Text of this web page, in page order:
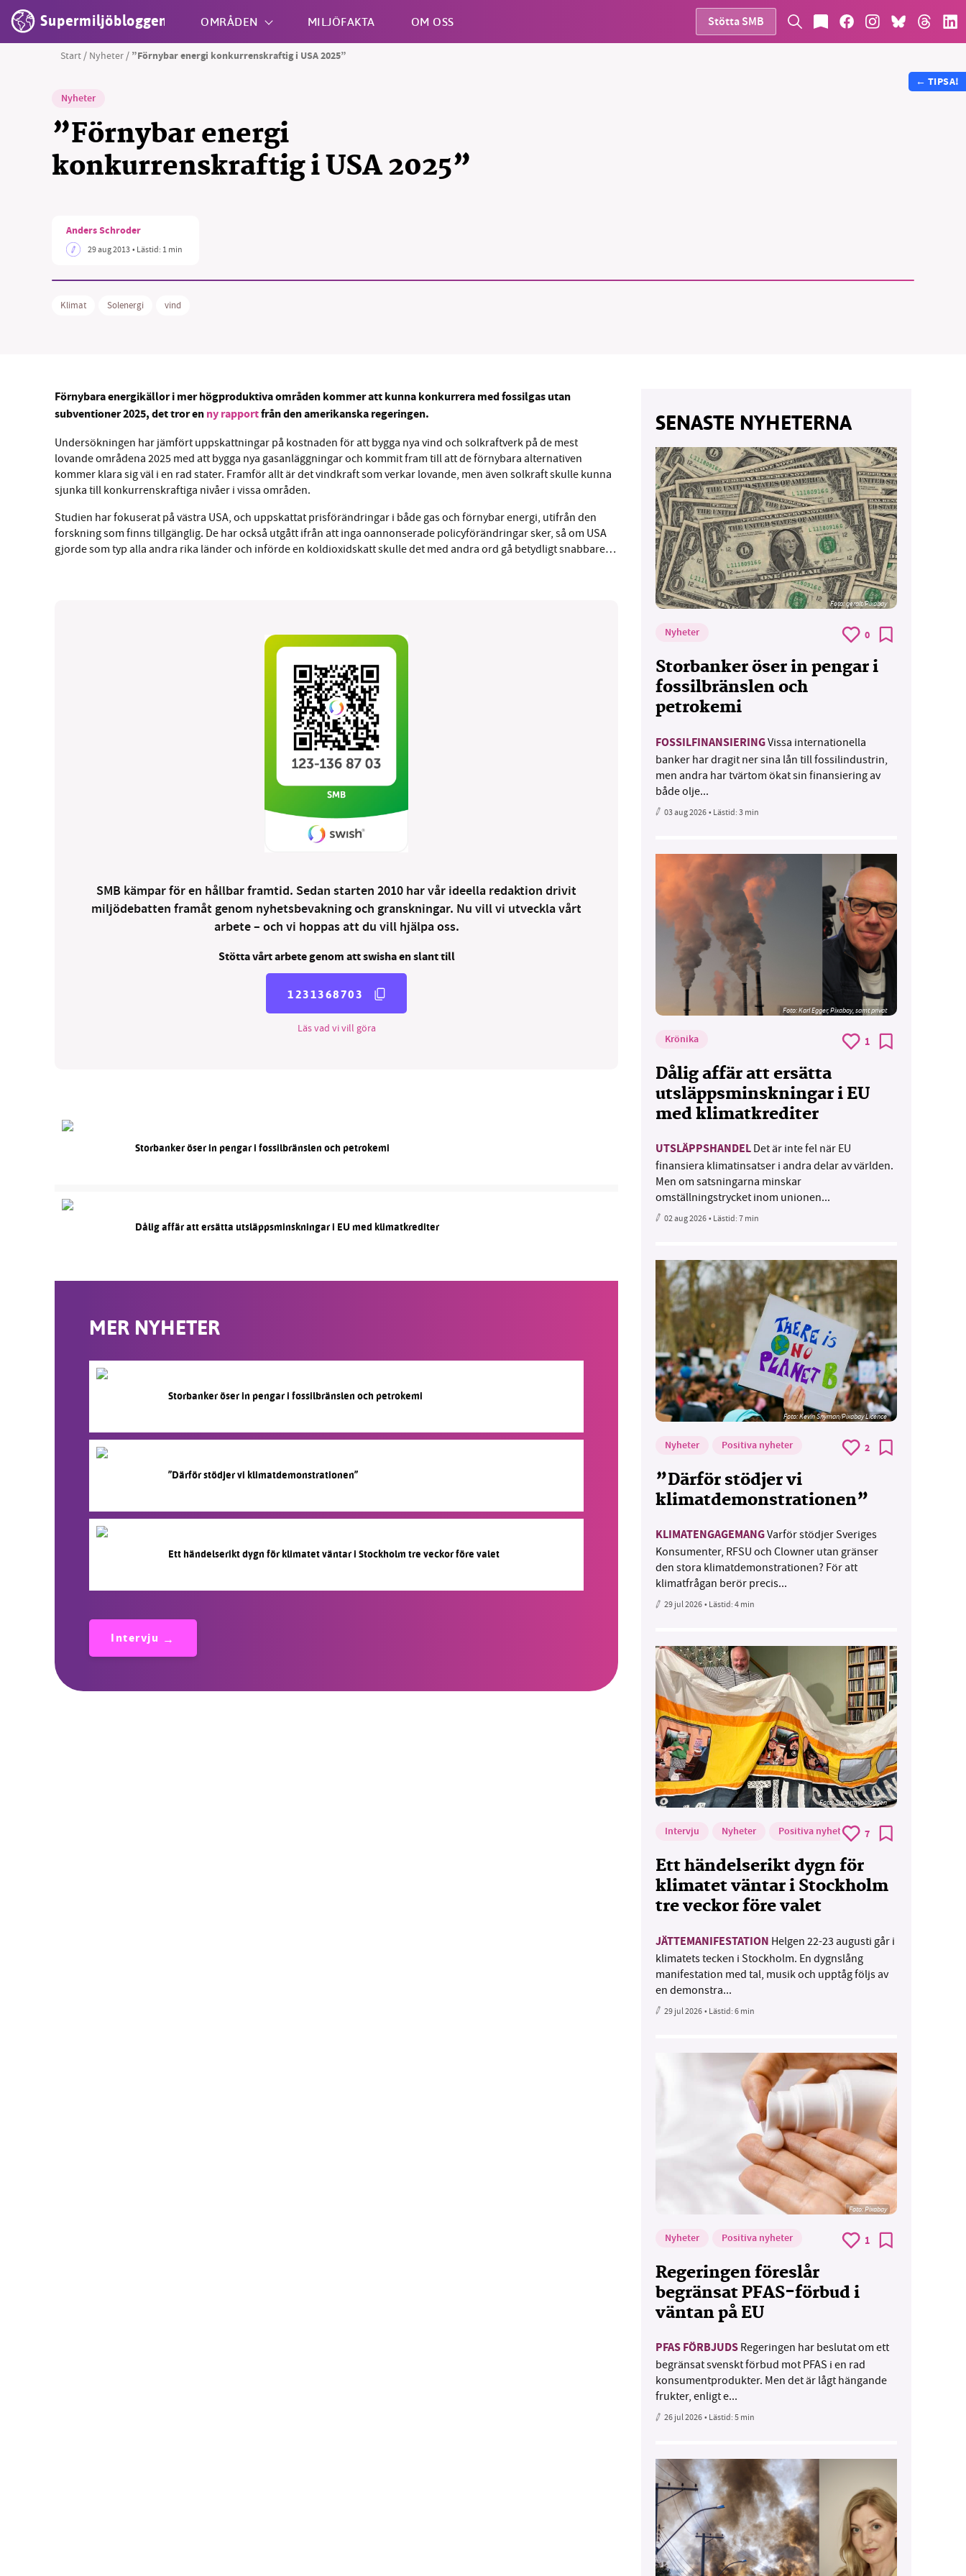
Supermiljöbloggen OMRÅDEN MILJÖFAKTA OM OSS Stötta SMB
Start / Nyheter / ”Förnybar energi konkurrenskraftig i USA 2025”
Nyheter
”Förnybar energi
konkurrenskraftig i USA 2025”
Anders Schroder
29 aug 2013• Lästid: 1 min
Klimat Solenergi vind
Förnybara energikällor i mer högproduktiva områden kommer att kunna konkurrera med fossilgas utan
subventioner 2025, det tror enny rapportfrån den amerikanska regeringen.
Undersökningen har jämfört uppskattningar på kostnaden för att bygga nya vind och solkraftverk på de mest
lovande områdena 2025 med att bygga nya gasanläggningar och kommit fram till att de förnybara alternativen
kommer klara sig väl i en rad stater. Framför allt är det vindkraft som verkar lovande, men även solkraft skulle kunna
sjunka till konkurrenskraftiga nivåer i vissa områden.
Studien har fokuserat på västra USA, och uppskattat prisförändringar i både gas och förnybar energi, utifrån den
forskning som finns tillgänglig. De har också utgått ifrån att inga oannonserade policyförändringar sker, så om USA
gjorde som typ alla andra rika länder och införde en koldioxidskatt skulle det med andra ord gå betydligt snabbare…
SMB kämpar för en hållbar framtid. Sedan starten 2010 har vår ideella redaktion drivit
miljödebatten framåt genom nyhetsbevakning och granskningar. Nu vill vi utveckla vårt
arbete – och vi hoppas att du vill hjälpa oss.
Stötta vårt arbete genom att swisha en slant till
1231368703
Läs vad vi vill göra
Storbanker öser in pengar i fossilbränslen och petrokemi
Dålig affär att ersätta utsläppsminskningar i EU med klimatkrediter
MER NYHETER
Storbanker öser in pengar i fossilbränslen och petrokemi
”Därför stödjer vi klimatdemonstrationen”
Ett händelserikt dygn för klimatet väntar i Stockholm tre veckor före valet
Intervju
SENASTE NYHETERNA
Foto:geralt/Pixabay
Nyheter 0
Storbanker öser in pengar i
fossilbränslen och
petrokemi
FOSSILFINANSIERINGVissa internationella
banker har dragit ner sina lån till fossilindustrin,
men andra har tvärtom ökat sin finansiering av
både olje...
03 aug 2026• Lästid:3 min
Foto:Karl Egger, Pixabay, samt privat
Krönika 1
Dålig affär att ersätta
utsläppsminskningar i EU
med klimatkrediter
UTSLÄPPSHANDEL Det är inte fel när EU
finansiera klimatinsatser i andra delar av världen.
Men om satsningarna minskar
omställningstrycket inom unionen...
02 aug 2026• Lästid:7 min
Foto:Kevin Snyman/Pixabay Licence
Nyheter Positiva nyheter 2
”Därför stödjer vi
klimatdemonstrationen”
KLIMATENGAGEMANGVarför stödjer Sveriges
Konsumenter, RFSU och Clowner utan gränser
den stora klimatdemonstrationen? För att
klimatfrågan berör precis...
29 jul 2026• Lästid:4 min
Foto: Supermijöbloggen
Intervju Nyheter Positiva nyheter 7
Ett händelserikt dygn för
klimatet väntar i Stockholm
tre veckor före valet
JÄTTEMANIFESTATION Helgen 22-23 augusti går i
klimatets tecken i Stockholm. En dygnslång
manifestation med tal, musik och upptåg följs av
en demonstra...
29 jul 2026• Lästid:6 min
Foto:Pixabay
Nyheter Positiva nyheter 1
Regeringen föreslår
begränsat PFAS-förbud i
väntan på EU
PFAS FÖRBJUDS Regeringen har beslutat om ett
begränsat svenskt förbud mot PFAS i en rad
konsumentprodukter. Men det är lågt hängande
frukter, enligt e...
26 jul 2026• Lästid:5 min
← TIPSA!
SMB kämpar för en hållbar framtid. Sedan starten 2010 har vår
ideella redaktion drivit miljödebatten framåt genom
nyhetsbevakning och granskningar. Nu vill vi utveckla vårt arbete –
och vi hoppas att du vill hjälpa oss.
1231368703